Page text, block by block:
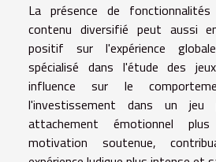
La présence de
contenu diversifié peut aussi
positif sur l'expérience
spécialisé dans l'étude des
influence sur le
l'investissement dans un
attachement émotionnel
motivation soutenue,